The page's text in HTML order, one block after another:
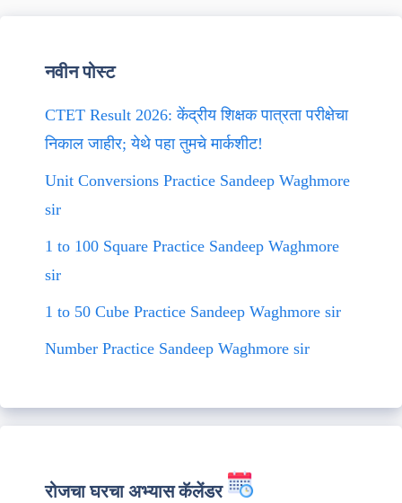
नवीन पोस्ट
CTET Result 2026: केंद्रीय शिक्षक पात्रता परीक्षेचा
निकाल जाहीर; येथे पहा तुमचे मार्कशीट!
Unit Conversions Practice Sandeep Waghmore
sir
1 to 100 Square Practice Sandeep Waghmore
sir
1 to 50 Cube Practice Sandeep Waghmore sir
Number Practice Sandeep Waghmore sir
रोजचा घरचा अभ्यास कॅलेंडर